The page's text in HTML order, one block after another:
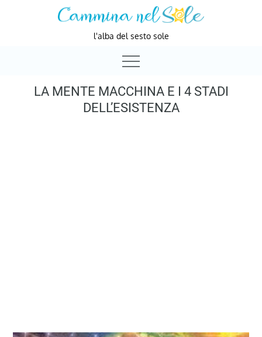
l'alba del sesto sole
LA MENTE MACCHINA E I 4 STADI
DELL’ESISTENZA